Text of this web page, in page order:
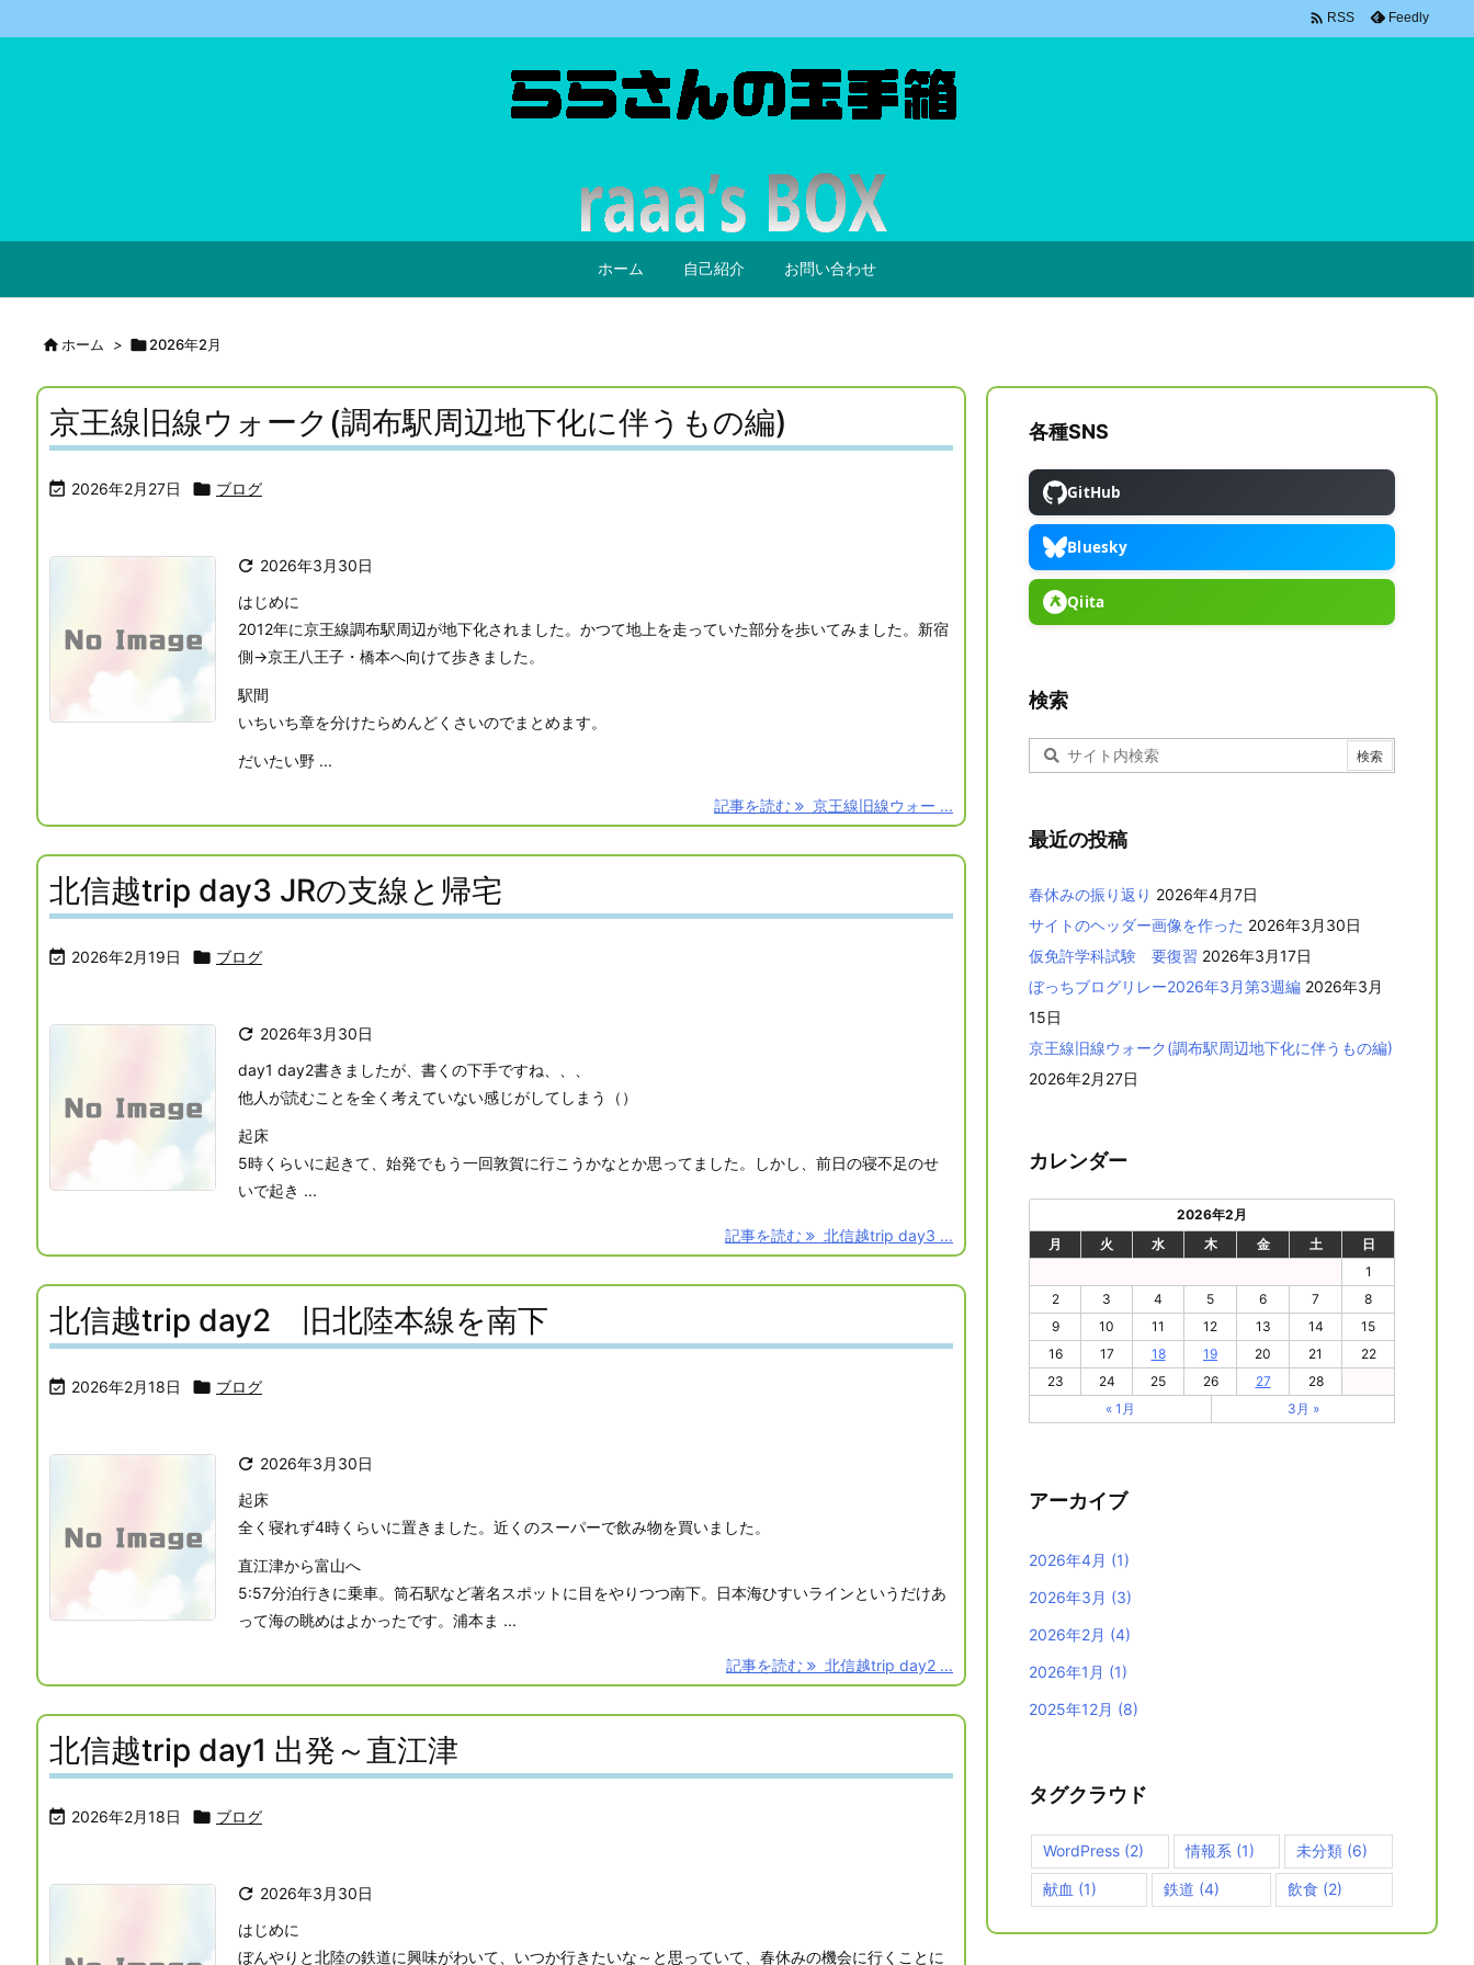
ホーム 自己紹介 お問い合わせ
 RSS Feedly
ホーム > 2026年2月
京王線旧線ウォーク(調布駅周辺地下化に伴うもの編)
 2026年2月27日  ブログ
 2026年3月30日
はじめに
2012年に京王線調布駅周辺が地下化されました。かつて地上を走っていた部分を歩いてみました。新宿
側→京王八王子・橋本へ向けて歩きました。
駅間
いちいち章を分けたらめんどくさいのでまとめます。
だいたい野 ...
記事を読む 京王線旧線ウォー ...
北信越trip day3 JRの支線と帰宅
 2026年2月19日  ブログ
 2026年3月30日
day1 day2書きましたが、書くの下手ですね、、、
他人が読むことを全く考えていない感じがしてしまう（）
起床
5時くらいに起きて、始発でもう一回敦賀に行こうかなとか思ってました。しかし、前日の寝不足のせ
いで起き ...
記事を読む 北信越trip day3 ...
北信越trip day2 旧北陸本線を南下
 2026年2月18日  ブログ
 2026年3月30日
起床
全く寝れず4時くらいに置きました。近くのスーパーで飲み物を買いました。
直江津から富山へ
5:57分泊行きに乗車。筒石駅など著名スポットに目をやりつつ南下。日本海ひすいラインというだけあ
って海の眺めはよかったです。浦本ま ...
記事を読む 北信越trip day2 ...
北信越trip day1 出発～直江津
 2026年2月18日  ブログ
 2026年3月30日
はじめに
ぼんやりと北陸の鉄道に興味がわいて、いつか行きたいな～と思っていて、春休みの機会に行くことに
各種SNS
GitHub
Bluesky
Qiita
検索
最近の投稿
春休みの振り返り 2026年4月7日
サイトのヘッダー画像を作った 2026年3月30日
仮免許学科試験 要復習 2026年3月17日
ぼっちブログリレー2026年3月第3週編 2026年3月
15日
京王線旧線ウォーク(調布駅周辺地下化に伴うもの編)
2026年2月27日
カレンダー
2026年2月
月
火 水 木 金 土
日
1
2
3 4 5 6 7
8
9
10 11 12 13 14
15
16
17 18 19 20 21
22
23
24 25 26 27
28
« 1月
3月 »
アーカイブ
2026年4月 (1)
2026年3月 (3)
2026年2月 (4)
2026年1月 (1)
2025年12月 (8)
タグクラウド
WordPress (2) 情報系 (1) 未分類 (6)
献血 (1) 鉄道 (4) 飲食 (2)